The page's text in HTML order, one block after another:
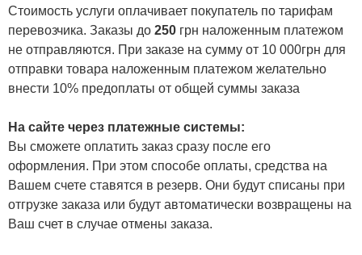
Стоимость услуги оплачивает покупатель по тарифам
перевозчика. Заказы до 250 грн наложенным платежом
не отправляются. При заказе на сумму от 10 000грн для
отправки товара наложенным платежом желательно
внести 10% предоплаты от общей суммы заказа
На сайте через платежные системы:
Вы сможете оплатить заказ сразу после его
оформления. При этом способе оплаты, средства на
Вашем счете ставятся в резерв. Они будут списаны при
отгрузке заказа или будут автоматически возвращены на
Ваш счет в случае отмены заказа.